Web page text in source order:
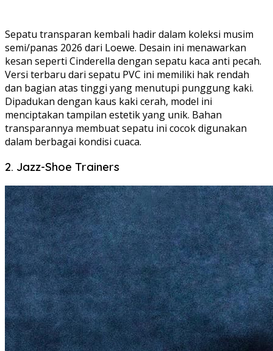
Sepatu transparan kembali hadir dalam koleksi musim
semi/panas 2026 dari Loewe. Desain ini menawarkan
kesan seperti Cinderella dengan sepatu kaca anti pecah.
Versi terbaru dari sepatu PVC ini memiliki hak rendah
dan bagian atas tinggi yang menutupi punggung kaki.
Dipadukan dengan kaus kaki cerah, model ini
menciptakan tampilan estetik yang unik. Bahan
transparannya membuat sepatu ini cocok digunakan
dalam berbagai kondisi cuaca.
2. Jazz-Shoe Trainers